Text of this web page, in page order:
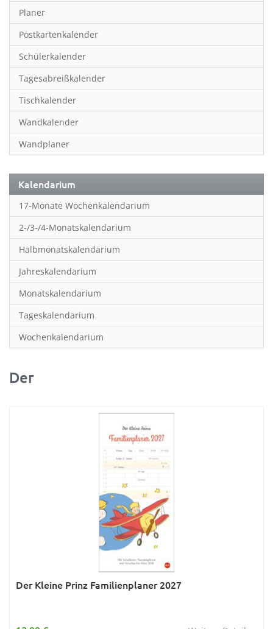
Geburtstagskalender
Hobby & Basteln
Humor & Cartoon
Inpiration & Entspannung
Inspiration & Entspannung
Inspiration & Spiritualität
Kinderkalender
Kunst
Länder & Städte
Landschaft & Natur
Lifestyle
Literatur
Manga & Animé
Neutrale Kalender
Partner- & Wandplaner
Planung & Organisation
Ratgeber
Sternzeichen & Mond
Wissen & Allgemeinbildung
Planer
Postkartenkalender
Schülerkalender
Tagesabreißkalender
Tischkalender
Wandkalender
Wandplaner
Kalendarium
17-Monate Wochenkalendarium
2-/3-/4-Monatskalendarium
Halbmonatskalendarium
Jahreskalendarium
Monatskalendarium
Tageskalendarium
Wochenkalendarium
Der
Der Kleine Prinz Familienplaner 2027